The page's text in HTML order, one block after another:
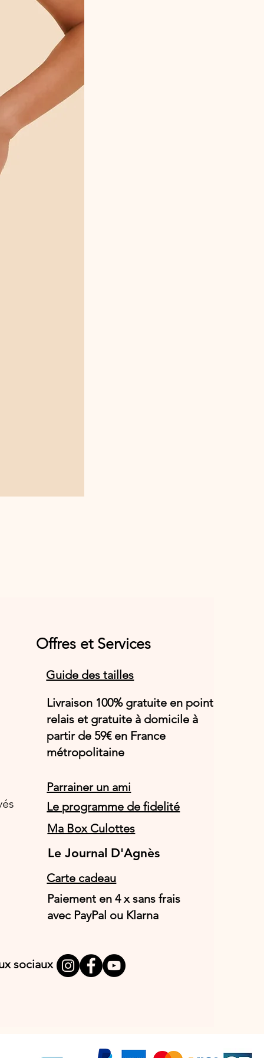
Offres et Services
Guide des tailles
Livraison 100% gratuite en point
relais et gratuite à domicile à
partir de 59€ en France
métropolitaine
Parrainer un ami
Le programme de fidelité
Ma Box Culottes
Le Journal D'Agnès
Le Journal D'Agnès
Carte cadeau
Paiement en 4 x sans frais
avec PayPal ou Klarna
sociaux